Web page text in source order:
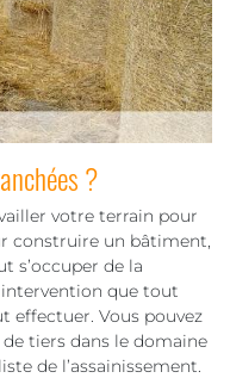
?
votre terrain pour
construire un bâtiment,
s’occuper de la
intervention que tout
effectuer. Vous pouvez
tiers dans le domaine
de l’assainissement.